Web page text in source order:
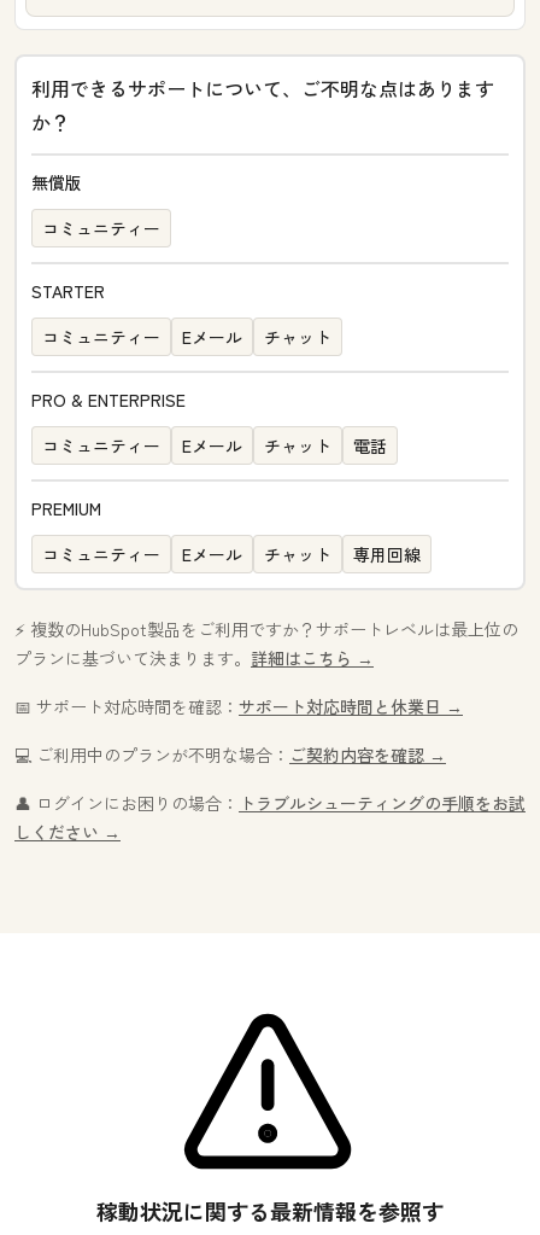
利用できるサポートについて、ご不明な点はあります
か？
無償版
コミュニティー
STARTER
コミュニティー
Eメール チャット
PRO & ENTERPRISE
コミュニティー
Eメール チャット 電話
PREMIUM
コミュニティー
Eメール チャット 専用回線
⚡️ 複数のHubSpot製品をご利用ですか？サポートレベルは最上位の
プランに基づいて決まります。 詳細はこちら →
📅 サポート対応時間を確認： サポート対応時間と休業日 →
💻 ご利用中のプランが不明な場合： ご契約内容を確認 →
👤 ログインにお困りの場合： トラブルシューティングの手順をお試
しください →
稼動状況に関する最新情報を参照す